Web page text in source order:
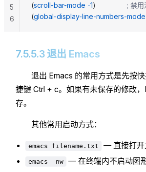
(scroll-bar-mode -1) ; 禁
(global-display-line-numbers-mode
5
6
7.5.5.3 退出 Emacs
退出 Emacs 的常用方式是先按
捷键 Ctrl + c。如果有未保存的修改
存。
其他常用启动方式：
emacs filename.txt — 直接打开
emacs -nw — 在终端内不启动图